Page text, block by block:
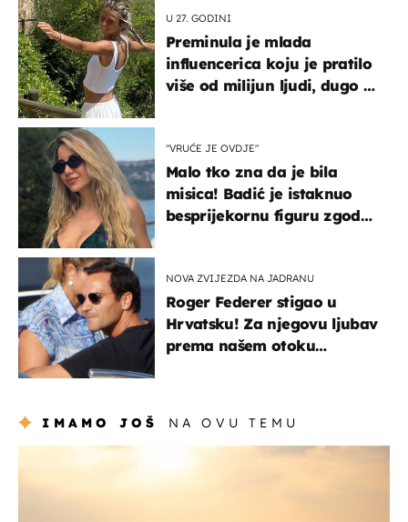
U 27. GODINI
Preminula je mlada
influencerica koju je pratilo
više od milijun ljudi, dugo se
"VRUĆE JE OVDJE"
Malo tko zna da je bila
misica! Badić je istaknuo
besprijekornu figuru zgodne
NOVA ZVIJEZDA NA JADRANU
Roger Federer stigao u
Hrvatsku! Za njegovu ljubav
prema našem otoku
IMAMO JOŠ NA OVU TEMU